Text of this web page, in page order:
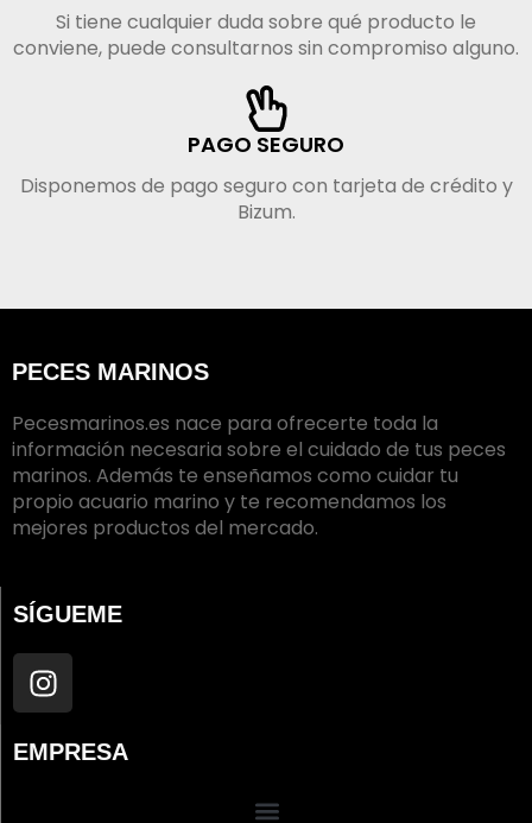
Si tiene cualquier duda sobre qué producto le
conviene, puede consultarnos sin compromiso alguno.
PAGO SEGURO
Disponemos de pago seguro con tarjeta de crédito y
Bizum.
PECES MARINOS
Pecesmarinos.es nace para ofrecerte toda la
información necesaria sobre el cuidado de tus peces
marinos. Además te enseñamos como cuidar tu
propio acuario marino y te recomendamos los
mejores productos del mercado.
SÍGUEME
I
n
s
t
EMPRESA